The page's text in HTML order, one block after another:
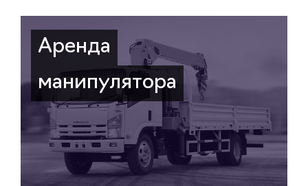
Аренда
манипулятора